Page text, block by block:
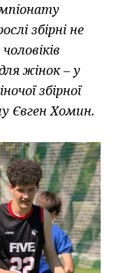
збірні не
жінок – у
збірної
Євген Хомин.